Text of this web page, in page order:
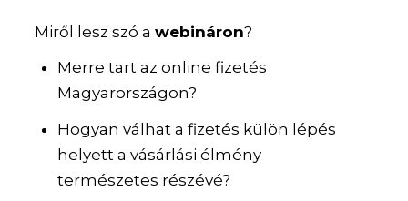
Miről lesz szó awebináron?
Merre tart az online fizetés
Magyarországon?
Hogyan válhat a fizetés külön lépés
helyett a vásárlási élmény
természetes részévé?